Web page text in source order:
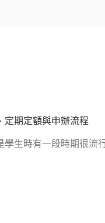
定期定額與申辦流程
生時有一段時期很流